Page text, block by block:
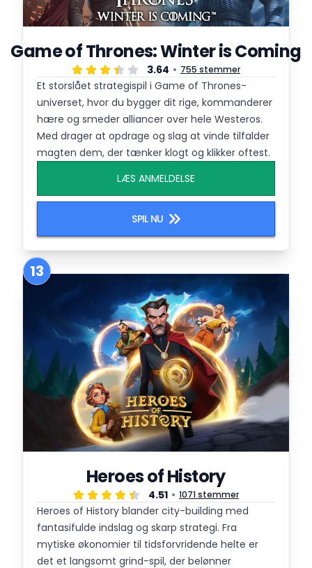
Game of Thrones: Winter is Coming
3.64 755 stemmer
Et storslået strategispil i Game of Thrones-
universet, hvor du bygger dit rige, kommanderer
hære og smeder alliancer over hele Westeros.
Med drager at opdrage og slag at vinde tilfalder
magten dem, der tænker klogt og klikker oftest.
LÆS ANMELDELSE
SPIL NU
13
Heroes of History
4.51 1071 stemmer
Heroes of History blander city-building med
fantasifulde indslag og skarp strategi. Fra
mytiske økonomier til tidsforvridende helte er
det et langsomt grind-spil, der belønner